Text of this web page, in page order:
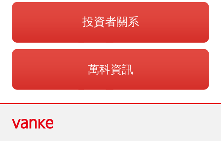
投資者關系
萬科資訊